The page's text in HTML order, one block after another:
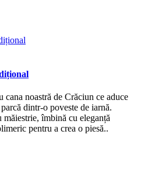
cana noastră de Crăciun ce aduce
dintr-o poveste de iarnă.
măiestrie, îmbină cu eleganță
pentru a crea o piesă..